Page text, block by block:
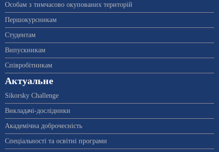
Особам з тимчасово окупованих територій
Першокурсникам
Студентам
Випускникам
Співробітникам
Актуальне
Sikorsky Challenge
Викладачі-дослідники
Академічна доброчесність
Спеціальності та освітні програми